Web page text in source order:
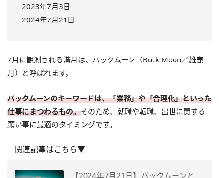
2023年7月3日
2024年7月21日
7月に観測される満月は、バックムーン（Buck Moon／雄鹿
月）と呼ばれます。
バックムーンのキーワードは、「業務」や「合理化」といった
仕事にまつわるもの。そのため、就職や転職、出世に関する
願い事に最適のタイミングです。
関連記事はこちら▼
【2024年7月21日】バックムーンと